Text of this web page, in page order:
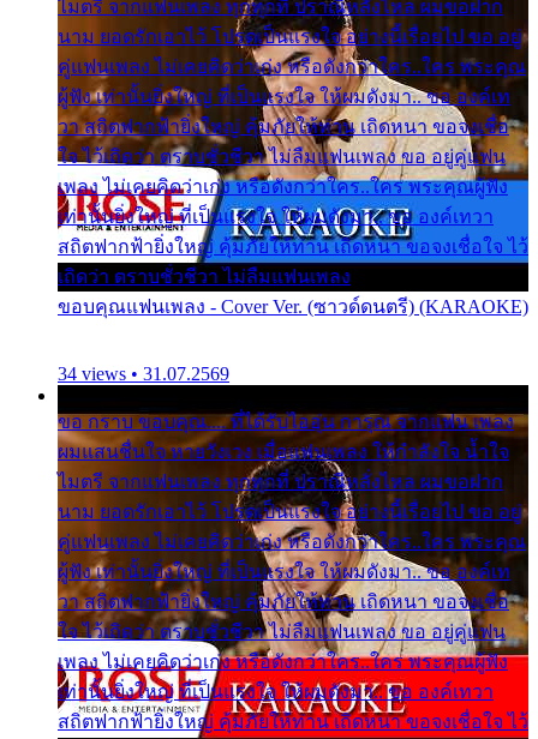
ไมตรี จากแฟนเพลง ทุกทุกที่ ปราณีหลั่งไหล ผมขอฝาก
นาม ยอดรักเอาไว้ โปรดเป็นแรงใจ อย่างนี้เรื่อยไป ขอ อยู่
คู่แฟนเพลง ไม่เคยคิดว่าเก่ง หรือดังกว่าใคร..ใคร พระคุณ
ผู้ฟัง เท่านั้นยิ่งใหญ่ ที่เป็นแรงใจ ให้ผมดังมา.. ขอ องค์เท
วา สถิตฟากฟ้ายิ่งใหญ่ คุ้มภัยให้ท่าน เถิดหนา ขอจงเชื่อ
ใจ ไว้เถิดว่า ตราบชั่วชีวา ไม่ลืมแฟนเพลง ขอ อยู่คู่แฟน
เพลง ไม่เคยคิดว่าเก่ง หรือดังกว่าใคร..ใคร พระคุณผู้ฟัง
เท่านั้นยิ่งใหญ่ ที่เป็นแรงใจ ให้ผมดังมา.. ขอ องค์เทวา
สถิตฟากฟ้ายิ่งใหญ่ คุ้มภัยให้ท่าน เถิดหนา ขอจงเชื่อใจ ไว้
เถิดว่า ตราบชั่วชีวา ไม่ลืมแฟนเพลง
ขอบคุณแฟนเพลง - Cover Ver. (ซาวด์ดนตรี) (KARAOKE)
34 views • 31.07.2569
ขอ กราบ ขอบคุณ.... ที่ได้รับไออุ่น การุณ จากแฟน เพลง
ผมแสนชื่นใจ หายวังเวง เมื่อแฟนเพลง ให้กำลังใจ น้ำใจ
ไมตรี จากแฟนเพลง ทุกทุกที่ ปราณีหลั่งไหล ผมขอฝาก
นาม ยอดรักเอาไว้ โปรดเป็นแรงใจ อย่างนี้เรื่อยไป ขอ อยู่
คู่แฟนเพลง ไม่เคยคิดว่าเก่ง หรือดังกว่าใคร..ใคร พระคุณ
ผู้ฟัง เท่านั้นยิ่งใหญ่ ที่เป็นแรงใจ ให้ผมดังมา.. ขอ องค์เท
วา สถิตฟากฟ้ายิ่งใหญ่ คุ้มภัยให้ท่าน เถิดหนา ขอจงเชื่อ
ใจ ไว้เถิดว่า ตราบชั่วชีวา ไม่ลืมแฟนเพลง ขอ อยู่คู่แฟน
เพลง ไม่เคยคิดว่าเก่ง หรือดังกว่าใคร..ใคร พระคุณผู้ฟัง
เท่านั้นยิ่งใหญ่ ที่เป็นแรงใจ ให้ผมดังมา.. ขอ องค์เทวา
สถิตฟากฟ้ายิ่งใหญ่ คุ้มภัยให้ท่าน เถิดหนา ขอจงเชื่อใจ ไว้